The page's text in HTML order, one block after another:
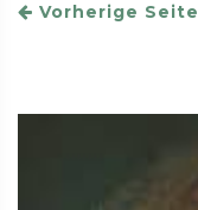
Vorherige Seite